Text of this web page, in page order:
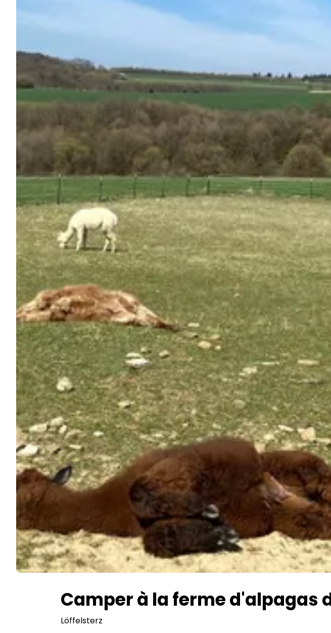
Camper à la ferme d'alpagas
Löffelsterz